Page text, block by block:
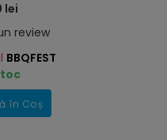
lei
review
BBQFEST
în Coș